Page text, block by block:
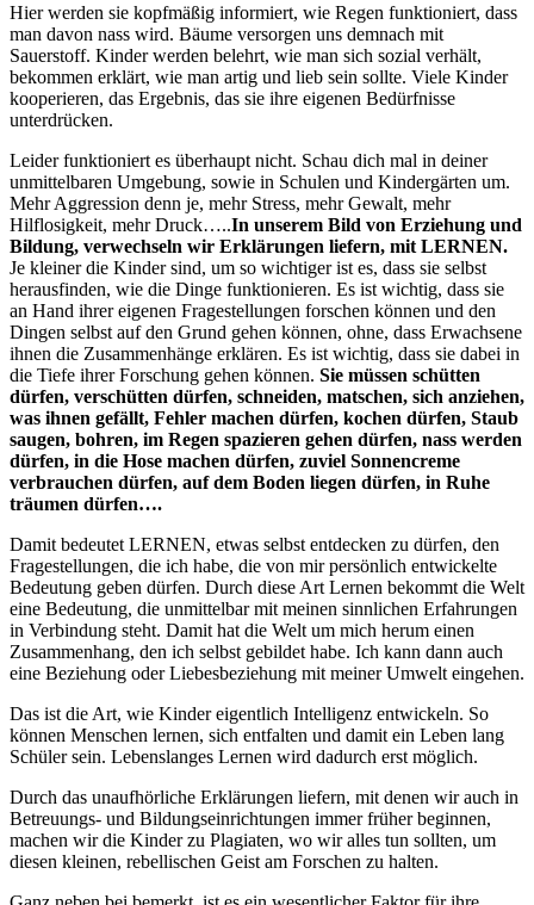
Hier werden sie kopfmäßig informiert, wie Regen funktioniert, dass
man davon nass wird. Bäume versorgen uns demnach mit
Sauerstoff. Kinder werden belehrt, wie man sich sozial verhält,
bekommen erklärt, wie man artig und lieb sein sollte. Viele Kinder
kooperieren, das Ergebnis, das sie ihre eigenen Bedürfnisse
unterdrücken.
Leider funktioniert es überhaupt nicht. Schau dich mal in deiner
unmittelbaren Umgebung, sowie in Schulen und Kindergärten um.
Mehr Aggression denn je, mehr Stress, mehr Gewalt, mehr
Hilflosigkeit, mehr Druck…..In unserem Bild von Erziehung und
Bildung, verwechseln wir Erklärungen liefern, mit LERNEN.
Je kleiner die Kinder sind, um so wichtiger ist es, dass sie selbst
herausfinden, wie die Dinge funktionieren. Es ist wichtig, dass sie
an Hand ihrer eigenen Fragestellungen forschen können und den
Dingen selbst auf den Grund gehen können, ohne, dass Erwachsene
ihnen die Zusammenhänge erklären. Es ist wichtig, dass sie dabei in
die Tiefe ihrer Forschung gehen können. Sie müssen schütten
dürfen, verschütten dürfen, schneiden, matschen, sich anziehen,
was ihnen gefällt, Fehler machen dürfen, kochen dürfen, Staub
saugen, bohren, im Regen spazieren gehen dürfen, nass werden
dürfen, in die Hose machen dürfen, zuviel Sonnencreme
verbrauchen dürfen, auf dem Boden liegen dürfen, in Ruhe
träumen dürfen….
Damit bedeutet LERNEN, etwas selbst entdecken zu dürfen, den
Fragestellungen, die ich habe, die von mir persönlich entwickelte
Bedeutung geben dürfen. Durch diese Art Lernen bekommt die Welt
eine Bedeutung, die unmittelbar mit meinen sinnlichen Erfahrungen
in Verbindung steht. Damit hat die Welt um mich herum einen
Zusammenhang, den ich selbst gebildet habe. Ich kann dann auch
eine Beziehung oder Liebesbeziehung mit meiner Umwelt eingehen.
Das ist die Art, wie Kinder eigentlich Intelligenz entwickeln. So
können Menschen lernen, sich entfalten und damit ein Leben lang
Schüler sein. Lebenslanges Lernen wird dadurch erst möglich.
Durch das unaufhörliche Erklärungen liefern, mit denen wir auch in
Betreuungs- und Bildungseinrichtungen immer früher beginnen,
machen wir die Kinder zu Plagiaten, wo wir alles tun sollten, um
diesen kleinen, rebellischen Geist am Forschen zu halten.